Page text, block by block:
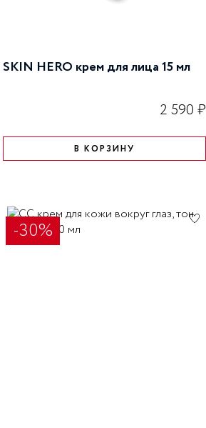
SKIN HERO крем для лица 15 мл
2 590 ₽
В КОРЗИНУ
-30%